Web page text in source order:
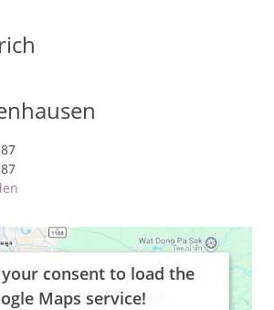
your consent to load the
Maps service!